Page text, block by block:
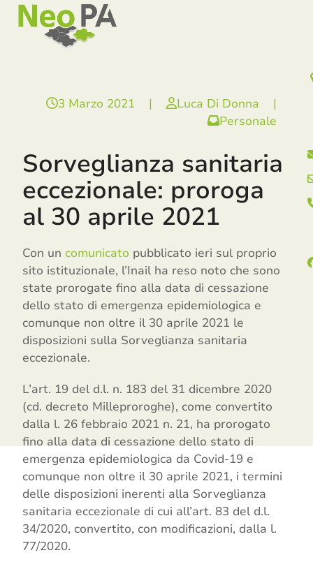
SkipOpen
mobile
menu
Close
mobile
menu
3 Marzo 2021 | Luca Di Donna
|
Personale
Sorveglianza sanitaria
eccezionale: proroga
al 30 aprile 2021
Con un comunicato pubblicato ieri sul proprio
sito istituzionale, l’Inail ha reso noto che sono
state prorogate fino alla data di cessazione
dello stato di emergenza epidemiologica e
comunque non oltre il 30 aprile 2021 le
disposizioni sulla Sorveglianza sanitaria
eccezionale.
L’art. 19 del d.l. n. 183 del 31 dicembre 2020
(cd. decreto Milleproroghe), come convertito
dalla l. 26 febbraio 2021 n. 21, ha prorogato
fino alla data di cessazione dello stato di
emergenza epidemiologica da Covid-19 e
comunque non oltre il 30 aprile 2021, i termini
delle disposizioni inerenti alla Sorveglianza
sanitaria eccezionale di cui all’art. 83 del d.l.
34/2020, convertito, con modificazioni, dalla l.
77/2020.